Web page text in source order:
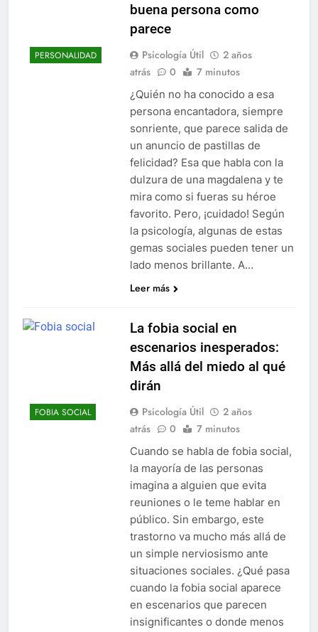
PERSONALIDAD
buena persona como
parece
Psicología Útil
2 años
atrás
0 7 minutos
¿Quién no ha conocido a esa
persona encantadora, siempre
sonriente, que parece salida de
un anuncio de pastillas de
felicidad? Esa que habla con la
dulzura de una magdalena y te
mira como si fueras su héroe
favorito. Pero, ¡cuidado! Según
la psicología, algunas de estas
gemas sociales pueden tener un
lado menos brillante. A…
Leer más
FOBIA SOCIAL
La fobia social en
escenarios inesperados:
Más allá del miedo al qué
dirán
Psicología Útil
2 años
atrás
0 7 minutos
Cuando se habla de fobia social,
la mayoría de las personas
imagina a alguien que evita
reuniones o le teme hablar en
público. Sin embargo, este
trastorno va mucho más allá de
un simple nerviosismo ante
situaciones sociales. ¿Qué pasa
cuando la fobia social aparece
en escenarios que parecen
insignificantes o donde menos